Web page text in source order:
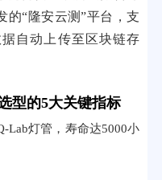
的“隆安云测”平台，支
自动上传至区块链存
型的5大关键指标
Lab灯管，寿命达5000小